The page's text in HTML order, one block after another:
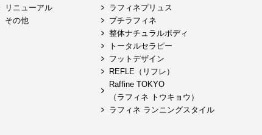
リニューアル
その他
ラフィネプリュス
プチラフィネ
整体ナチュラルボディ
トータルセラピー
フットデザイン
REFLE（リフレ）
Raffine TOKYO
（ラフィネ トウキョウ）
ラフィネ ランニングスタイル